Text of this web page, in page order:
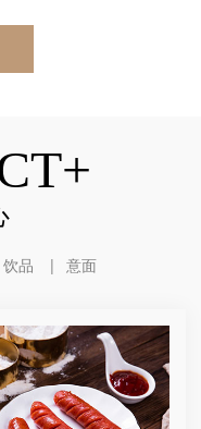
饮品 意面